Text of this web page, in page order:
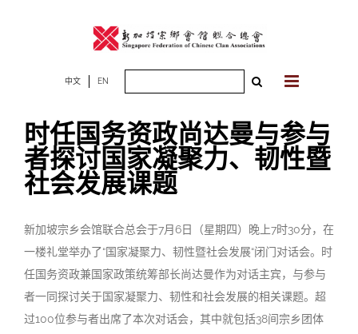
中文 EN
时任国务资政尚达曼与参与
者探讨国家凝聚力、韧性暨
社会发展课题
新加坡宗乡会馆联合总会于7月6日（星期四）晚上7时30分，在
一楼礼堂举办了“国家凝聚力、韧性暨社会发展“闭门对话会。时
任国务资政兼国家政策统筹部长尚达曼作为对话主宾，与参与
者一同探讨关于国家凝聚力、韧性和社会发展的相关课题。超
过100位参与者出席了本次对话会，其中就包括38间宗乡团体